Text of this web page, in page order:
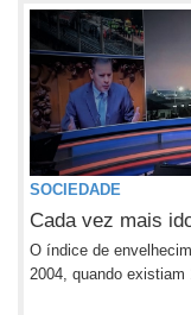
SOCIEDADE
Cada vez mais
O índice de
2004, quando